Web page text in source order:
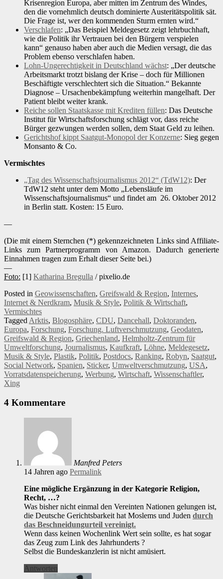
Krisenregion Europa, aber mitten im Zentrum des Windes,
den die vornehmlich deutsch dominierte Austeritätspolitik sät.
Die Frage ist, wer den kommenden Sturm ernten wird.“
Verschlafen: „Das Beispiel Meldegesetz zeigt lehrbuchhaft,
wie die Politik ihr Vertrauen bei den Bürgern verspielen
kann“ genauso haben aber auch die Medien versagt, die das
Problem ebenso verschlafen haben.
Lohn-Ungerechtigkeit in Deutschland wächst: „Der deutsche
Arbeitsmarkt trotzt bislang der Krise – doch für Millionen
Beschäftigte verschlechtert sich die Situation.“ Bekannte
Diagnose – Ursachenbekämpfung weiterhin mangelhaft. Der
Patient bleibt weiter krank.
Reiche sollen Staatskasse mit Krediten füllen: Das Deutsche
Institut für Wirtschaftsforschung schlägt vor, dass reiche
Bürger gezwungen werden sollen, dem Staat Geld zu leihen.
Gerichtshof kippt Saatgut-Monopol der Konzerne: Sieg gegen
Monsanto & Co.
Vermischtes
„Tag des Wissenschaftsjournalismus 2012“ (TdW12): Der
TdW12 steht unter dem Motto „Lebensläufe im
Wissenschaftsjournalismus“ und findet am 26. Oktober 2012
in Berlin statt. Kosten: 15 Euro.
—
(Die mit einem Sternchen (*) gekennzeichneten Links sind Affiliate-
Links zum Partnerprogramm von Amazon. Dadurch generierte
Einnahmen tragen zum Erhalt dieser Seite bei.)
—
Foto: [1] Katharina Bregulla / pixelio.de
Posted in Geowissenschaften, Greifswald & Region, Internes,
Internet & Nerdkram, Musik & Style, Politik & Wirtschaft,
Vermischtes
TaggedArktis, Blogosphäre, CDU, Dancehall, Doktoranden,
Europa, Forschung, Forschung. Luftverschmutzung, Geodaten,
Greifswald & Region, Griechenland, Helmholtz-Zentrum für
Umweltforschung, Journalismus, Kaufkraft, Löhne, Meldegesetz,
Musik & Style, Plastik, Politik, Postdocs, Ranking, Robyn, Saatgut,
Social Network, Spanien, Sticker, Umweltverschmutzung, USA,
Vorratsdatenspeicherung, Werbung, Wirtschaft, Wissenschaftler,
Xing
4 Kommentare
Manfred Peters
14 Jahren ago Permalink
Eine mögliche Ergänzung in der Kategorie Religion,
Recht, …?
Was bisher nicht einmal den Vereinten Nationen gelungen ist,
die Deutsche Gerichtsbarkeit hat Moslems und Juden durch
das Beschneidungurteil vereinigt.
Wenn dass keinen Wochenlink Wert sein sollte, es hat sogar
das Zeug zum Link des Jahrhunderts ?
Selbst die Bundeskanzlerin ist nicht amüsiert.
Antworten